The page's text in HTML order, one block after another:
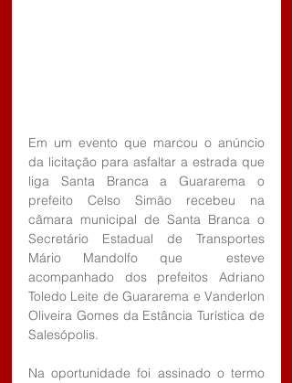
Em um evento que marcou o anúncio
da licitação para asfaltar a estrada que
liga Santa Branca a Guararema o
prefeito Celso Simão recebeu na
câmara municipal de Santa Branca o
Secretário Estadual de Transportes
Mário Mandolfo que  esteve
acompanhado dos prefeitos Adriano
Toledo Leite de Guararema e Vanderlon
Oliveira Gomes da Estância Turística de
Salesópolis.
Na oportunidade foi assinado o termo